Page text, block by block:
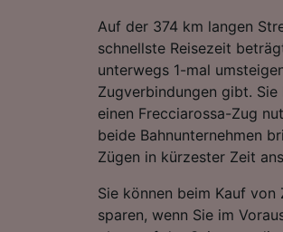
Auf der 374 km langen
schnellste Reisezeit
unterwegs 1-mal
Zugverbindungen gibt.
einen Frecciarossa-Zug
beide Bahnunternehmen
Zügen in kürzester Zeit
Sie können beim Kauf
sparen, wenn Sie im